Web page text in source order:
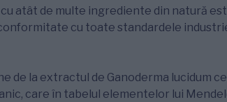
atât de multe ingrediente din natură
cu toate standardele
de la extractul de Ganoderma lucidum
care în tabelul elementelor lui